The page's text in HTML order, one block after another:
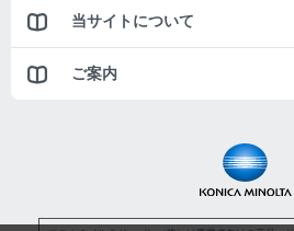
当サイトについて
ご案内